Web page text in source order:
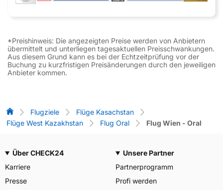
*Preishinweis: Die angezeigten Preise werden von Anbietern
übermittelt und unterliegen tagesaktuellen Preisschwankungen.
Aus diesem Grund kann es bei der Echtzeitprüfung vor der
Buchung zu kurzfristigen Preisänderungen durch den jeweiligen
Anbieter kommen.
Flug-Vergleich
Flugziele
Flüge Kasachstan
Flüge West Kazakhstan
Flug Oral Flug Wien - Oral
Über CHECK24
Karriere
Presse
Unsere Partner
Partnerprogramm
Profi werden